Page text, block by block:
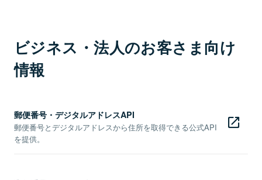
ビジネス・法人のお客さま向け
情報
郵便番号・デジタルアドレスAPI
郵便番号とデジタルアドレスから住所を取得できる公式API
を提供。